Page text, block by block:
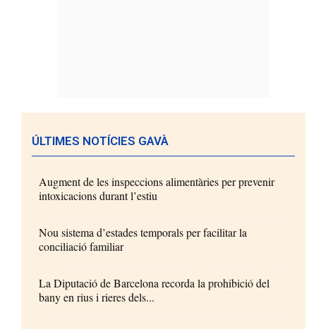
ÚLTIMES NOTÍCIES GAVÀ
Augment de les inspeccions alimentàries per prevenir
intoxicacions durant l’estiu
Nou sistema d’estades temporals per facilitar la
conciliació familiar
La Diputació de Barcelona recorda la prohibició del
bany en rius i rieres dels...